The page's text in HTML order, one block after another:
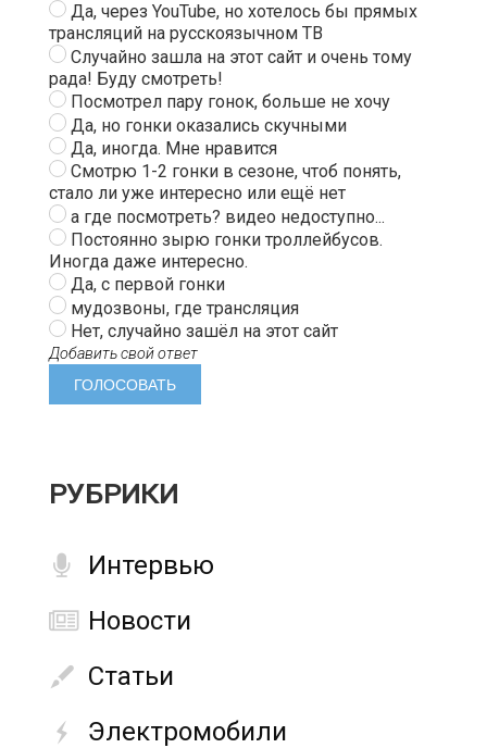
Да, через YouTube, но хотелось бы прямых
трансляций на русскоязычном ТВ
Случайно зашла на этот сайт и очень тому
рада! Буду смотреть!
Посмотрел пару гонок, больше не хочу
Да, но гонки оказались скучными
Да, иногда. Мне нравится
Смотрю 1-2 гонки в сезоне, чтоб понять,
стало ли уже интересно или ещё нет
а где посмотреть? видео недоступно...
Постоянно зырю гонки троллейбусов.
Иногда даже интересно.
Да, с первой гонки
мудозвоны, где трансляция
Нет, случайно зашёл на этот сайт
Добавить свой ответ
РУБРИКИ
Интервью
Новости
Статьи
Электромобили